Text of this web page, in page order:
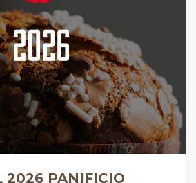
2026 PANIFICIO